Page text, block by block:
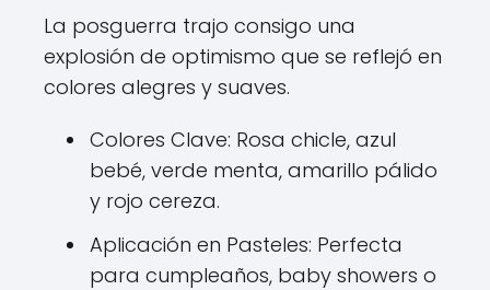
La posguerra trajo consigo una
explosión de optimismo que se reflejó en
colores alegres y suaves.
Colores Clave: Rosa chicle, azul
bebé, verde menta, amarillo pálido
y rojo cereza.
Aplicación en Pasteles: Perfecta
para cumpleaños, baby showers o